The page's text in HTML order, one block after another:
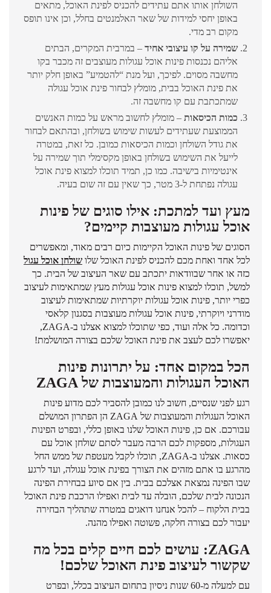
השולחן אותו אתם עתידים להכניס לפינת האוכל, מתאים
באופן יחסי למידות של שאר האלמנטים בחלל, וכן אינו תופס
מקום רב מדי.
שמירה על קו עיצובי אחיד – במרבית המקרים, הבתים
אליהם נכנסות פינות אוכל עגולות מעוצבים זה מכבר בקו
מחשבה מסוים. לפיכך, ועל מנת “להטמיע” באופן חלק יותר
את פינת האוכל בבית, מומלץ לבחור פינת אוכל עגולה
שמתכתבת עם קו מחשבה זה.
כמות הכיסאות – מומלץ לחשוב מראש על כמות האנשים
הממוצעת שעתידים לעשות שימוש בשולחן, ובהתאם לבחור
את גודל השולחן וכמות הכיסאות כמובן. כל זאת, במטרה
לייעל את השימוש בשולחן באופן מקסימלי תוך שמירה על
אינטימיות בישיבה. כמו כן, תמיד תוכלו למצוא פינת אוכל
עגולה נפתחת ל-3 מטר, כך שאין עם זה שום בעיה.
מעץ ועד למתכת: אילו סוגים של פינות
אוכל עגולות מעוצבות קיימים?
הסוגים של פינות האוכל הקיימות כיום רבים מאוד, ומאפשרים
לכל אחד ואחת מכם להכניס לפינת האוכל שלו שולחן אוכל עגול
כזה או אחר שבוודאות יתכתב עם שאר העיצוב של הבית. כך
למשל, תוכלו למצוא פינות אוכל עגולות מעץ שמתאימות לעיצוב
כפרי יותר, פינות אוכל עגולות יוקרתיות שמתאימות לעיצוב
מודרני ויוקרתי, פינות אוכל עגולות מעוצבות בסגנון קלאסי
וכדומה. כל אלה ועוד, כפי שתוכלו למצוא אצלנו ב-ZAGA,
יאפשרו לכם לעצב את פינת האוכל שלכם בצורה המושלמת!
הכל במקום אחד: על יתרונות פינות
האוכל העגולות והמעוצבות של ZAGA
רגע לפני שנסיים, חשוב לנו כמובן להסביר לכם מדוע פינות
האוכל העגולות והמעוצבות של ZAGA הן הפתרון המושלם
עבורכם. אם כן, פינות האוכל שלנו באופן כללי, ובפרט הפינות
העגולות, מספקות לכם הרבה מעבר לסתם שולחן אוכל עם
כסאות. אצלנו ב-ZAGA, תוכלו לקבל מעטפת של ממש החל
מהרגע בו אתם מזהים את הצורך בפינת אוכל עגולה, ועד לרגע
שבו הפינה נמצאת אצלכם בבית. בין אם סיוע בבחירת הפינה
הנכונה לבית שלכם, הובלה עד לבית ואפילו הרכבת פינת האוכל
בבית הלקוח – להכל אנחנו דואגים במטרה שתהליך הבחירה
יעבור לכם בצורה חלקה, פשוטה ואפילו מהנה.
ZAGA: עושים לכם חיים קלים בכל מה
שקשור לעיצוב פינת האוכל שלכם!
עם למעלה מ-60 שנות ניסיון בתחום העיצוב בכלל, ובפרט